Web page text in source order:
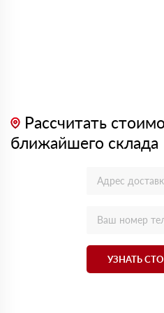
Рассчитать
ближайшего склада
УЗНАТЬ